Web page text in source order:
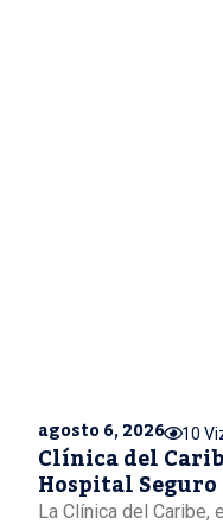
agosto 6, 2026 10
Clínica del
Hospital Seguro
La Clínica del Caribe,